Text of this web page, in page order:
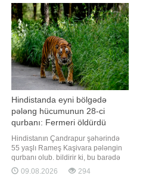
inkişafına, əhalinin sosial rifahının
yüksəldilməsinə və iqtisadi fəallığın
artırılmasına mühü
Hindistanda eyni bölgədə
pələng hücumunun 28-ci
qurbanı: Fermeri öldürdü
Hindistanın Çandrapur şəhərində
55 yaşlı Rameş Kaşivara pələngin
qurbanı olub. bildirir ki, bu barədə
"Times of India" nəşri məlumat
yayıb. Məlumata görə, fermer əkin
09.08.2026 294